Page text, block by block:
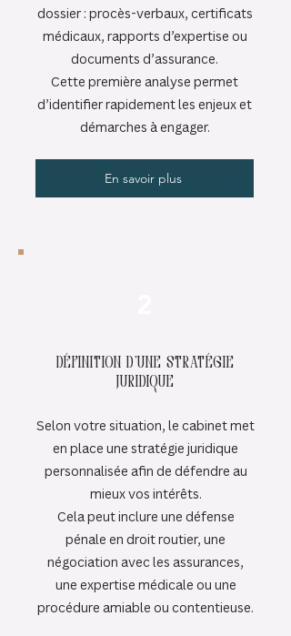
dossier : procès-verbaux, certificats
médicaux, rapports d’expertise ou
documents d’assurance.
Cette première analyse permet
d’identifier rapidement les enjeux et
démarches à engager.
En savoir plus
Définition d’une stratégie
juridique
Selon votre situation, le cabinet met
en place une stratégie juridique
personnalisée afin de défendre au
mieux vos intérêts.
Cela peut inclure une défense
pénale en droit routier, une
négociation avec les assurances,
une expertise médicale ou une
procédure amiable ou contentieuse.